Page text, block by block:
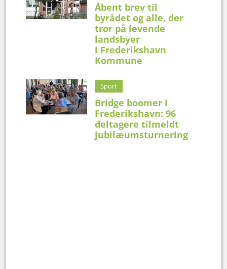
Åbent brev til
byrådet og alle, der
tror på levende
landsbyer
i Frederikshavn
Kommune
Sport
Bridge boomer i
Frederikshavn: 96
deltagere tilmeldt
jubilæumsturnering